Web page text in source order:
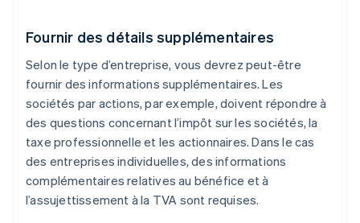
Fournir des détails supplémentaires
Selon le type d’entreprise, vous devrez peut-être
fournir des informations supplémentaires. Les
sociétés par actions, par exemple, doivent répondre à
des questions concernant l’impôt sur les sociétés, la
taxe professionnelle et les actionnaires. Dans le cas
des entreprises individuelles, des informations
complémentaires relatives au bénéfice et à
l’assujettissement à la TVA sont requises.